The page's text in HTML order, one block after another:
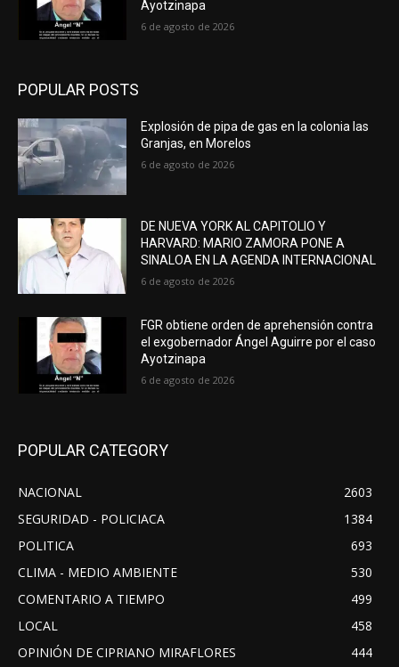
Ayotzinapa
6 de agosto de 2026
POPULAR POSTS
Explosión de pipa de gas en la colonia las
Granjas, en Morelos
6 de agosto de 2026
DE NUEVA YORK AL CAPITOLIO Y
HARVARD: MARIO ZAMORA PONE A
SINALOA EN LA AGENDA INTERNACIONAL
6 de agosto de 2026
FGR obtiene orden de aprehensión contra
el exgobernador Ángel Aguirre por el caso
Ayotzinapa
6 de agosto de 2026
POPULAR CATEGORY
NACIONAL
2603
SEGURIDAD - POLICIACA
1384
POLITICA
693
CLIMA - MEDIO AMBIENTE
530
COMENTARIO A TIEMPO
499
LOCAL
458
OPINIÓN DE CIPRIANO MIRAFLORES
444